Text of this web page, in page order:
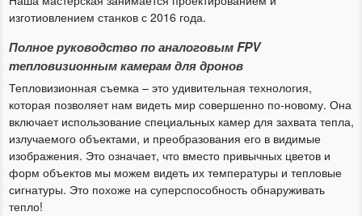
изготиовлением станков с 2016 года.
Полное руководство по аналоговым FPV
тепловизионным камерам для дронов
Тепловизионная съемка – это удивительная технология,
которая позволяет нам видеть мир совершенно по-новому. Она
включает использование специальных камер для захвата тепла,
излучаемого объектами, и преобразования его в видимые
изображения. Это означает, что вместо привычных цветов и
форм объектов мы можем видеть их температуры и тепловые
сигнатуры. Это похоже на суперспособность обнаруживать
тепло!